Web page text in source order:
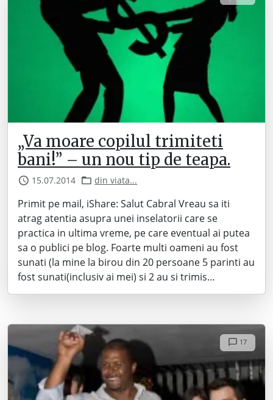
„Va moare copilul trimiteti
bani!” – un nou tip de teapa.
15.07.2014 din viata...
Primit pe mail, iShare: Salut Cabral Vreau sa iti
atrag atentia asupra unei inselatorii care se
practica in ultima vreme, pe care eventual ai putea
sa o publici pe blog. Foarte multi oameni au fost
sunati (la mine la birou din 20 persoane 5 parinti au
fost sunati(inclusiv ai mei) si 2 au si trimis…
17